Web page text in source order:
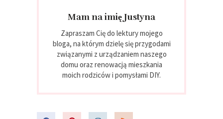
Mam na imię Justyna
Zapraszam Cię do lektury mojego
bloga, na którym dzielę się przygodami
związanymi z urządzaniem naszego
domu oraz renowacją mieszkania
moich rodziców i pomysłami DIY.